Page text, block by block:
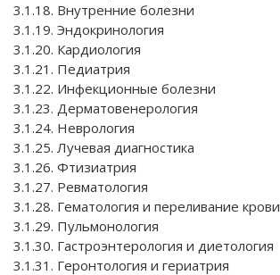
3.1.18. Внутренние болезни
3.1.19. Эндокринология
3.1.20. Кардиология
3.1.21. Педиатрия
3.1.22. Инфекционные болезни
3.1.23. Дерматовенерология
3.1.24. Неврология
3.1.25. Лучевая диагностика
3.1.26. Фтизиатрия
3.1.27. Ревматология
3.1.28. Гематология и переливание крови
3.1.29. Пульмонология
3.1.30. Гастроэнтерология и диетология
3.1.31. Геронтология и гериатрия